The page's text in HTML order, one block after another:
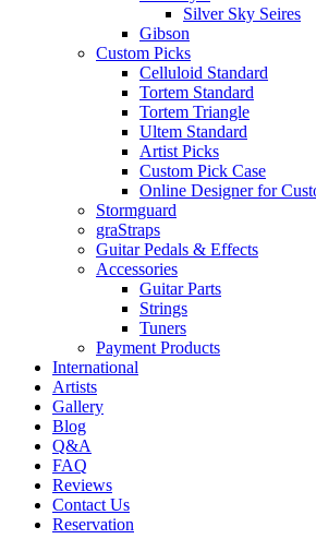
Silver Sky Seires
Gibson
Custom Picks
Celluloid Standard
Tortem Standard
Tortem Triangle
Ultem Standard
Artist Picks
Custom Pick Case
Online Designer for
Stormguard
graStraps
Guitar Pedals & Effects
Accessories
Guitar Parts
Strings
Tuners
Payment Products
International
Artists
Gallery
Blog
Q&A
FAQ
Reviews
Contact Us
Reservation